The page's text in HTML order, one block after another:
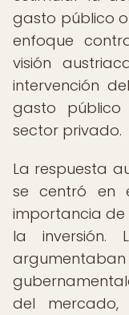
gasto público
enfoque
visión
intervención
gasto público
sector privado.
La respuesta
se centró en
importancia de
la inversión.
del mercado,